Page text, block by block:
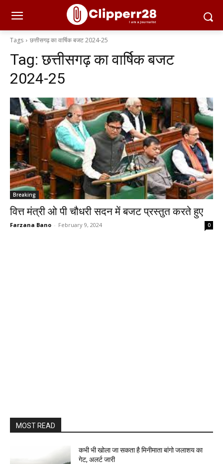
Tags छत्तीसगढ़ का वार्षिक बजट 2024-25
Tag:छत्तीसगढ़ का वार्षिक बजट
2024-25
Breaking
वित्त मंत्री ओ पी चौधरी सदन में बजट प्रस्तुत करते हुए
Farzana Bano - February 9, 2024 0
MOST READ
कभी भी खोला जा सकता है मिनीमाता बांगो जलाशय का
गेट, अलर्ट जारी